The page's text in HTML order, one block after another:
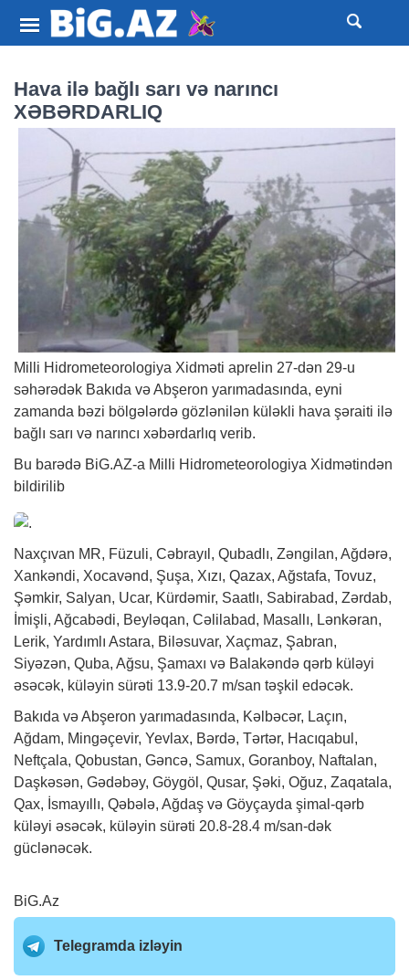
Hava ilə bağlı sarı və narıncı
XƏBƏRDARLIQ
Milli Hidrometeorologiya Xidməti aprelin 27-dən 29-u
səhərədək Bakıda və Abşeron yarımadasında, eyni
zamanda bəzi bölgələrdə gözlənilən küləkli hava şəraiti ilə
bağlı sarı və narıncı xəbərdarlıq verib.
Bu barədə BiG.AZ-a Milli Hidrometeorologiya Xidmətindən
bildirilib
Naxçıvan MR, Füzuli, Cəbrayıl, Qubadlı, Zəngilan, Ağdərə,
Xankəndi, Xocavənd, Şuşa, Xızı, Qazax, Ağstafa, Tovuz,
Şəmkir, Salyan, Ucar, Kürdəmir, Saatlı, Sabirabad, Zərdab,
İmişli, Ağcabədi, Beyləqan, Cəlilabad, Masallı, Lənkəran,
Lerik, Yardımlı Astara, Biləsuvar, Xaçmaz, Şabran,
Siyəzən, Quba, Ağsu, Şamaxı və Balakəndə qərb küləyi
əsəcək, küləyin sürəti 13.9-20.7 m/san təşkil edəcək.
Bakıda və Abşeron yarımadasında, Kəlbəcər, Laçın,
Ağdam, Mingəçevir, Yevlax, Bərdə, Tərtər, Hacıqabul,
Neftçala, Qobustan, Gəncə, Samux, Goranboy, Naftalan,
Daşkəsən, Gədəbəy, Göygöl, Qusar, Şəki, Oğuz, Zaqatala,
Qax, İsmayıllı, Qəbələ, Ağdaş və Göyçayda şimal-qərb
küləyi əsəcək, küləyin sürəti 20.8-28.4 m/san-dək
güclənəcək.
BiG.Az
Telegramda izləyin